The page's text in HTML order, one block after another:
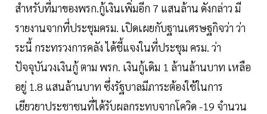
สำหรับที่มาของพรก.กู้เงินเพิ่มอีก 7 แสนล้าน ดังกล่าว มี
รายงานจากที่ประชุมครม. เปิดเผยกับฐานเศรษฐกิจว่า ว่า
ระนี้ กระทรวงการคลัง ได้ชี้แจงในที่ประชุม ครม. ว่า
ปัจจุบันวงเงินกู้ ตาม พรก. เงินกู้เดิม 1 ล้านล้านบาท เหลือ
อยู่ 1.8 แสนล้านบาท ซึ่งรัฐบาลมีภาระต้องใช้ในการ
เยียวยาประชาชนที่ได้รับผลกระทบจากโควิด -19 จำนวน